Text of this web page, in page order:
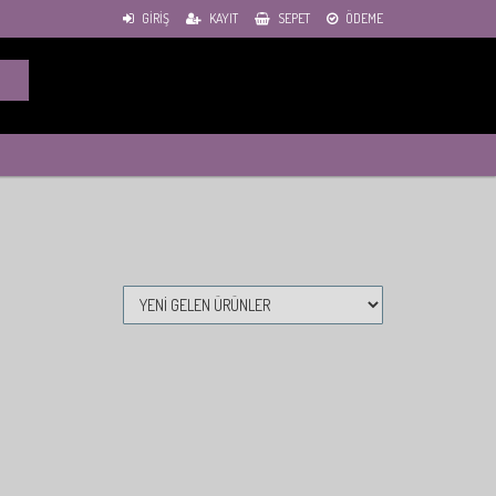
GIRIŞ KAYIT SEPET ÖDEME